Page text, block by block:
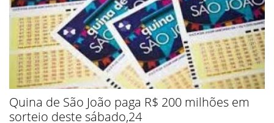
Quina de São João paga R$ 200 milhões em
sorteio deste sábado,24